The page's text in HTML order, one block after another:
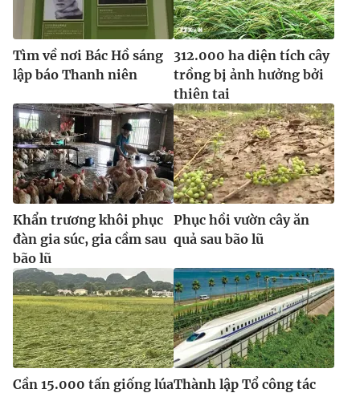
Tìm về nơi Bác Hồ sáng
lập báo Thanh niên
312.000 ha diện tích cây
trồng bị ảnh hưởng bởi
thiên tai
Khẩn trương khôi phục
đàn gia súc, gia cầm sau
bão lũ
Phục hồi vườn cây ăn
quả sau bão lũ
Cần 15.000 tấn giống lúaThành lập Tổ công tác